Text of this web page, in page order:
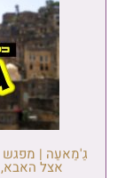
גַ'מַאעַה | מפגש
אצל האבא,